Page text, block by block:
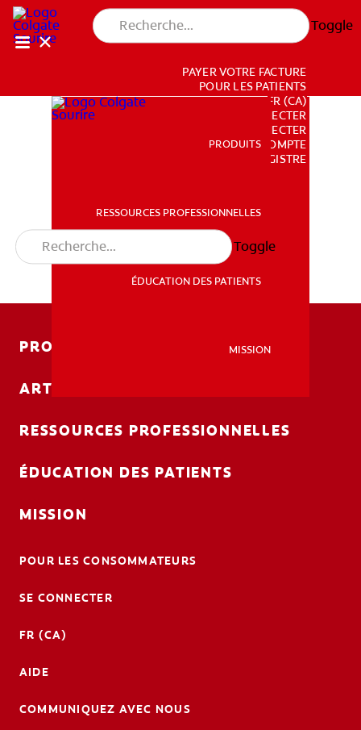
Toggle
PRODUITS
RESSOURCES PROFESSIONNELLES
MISSION
PAYER VOTRE FACTURE
POUR LES PATIENTS
FR (CA)
SE CONNECTER
SE DÉCONNECTER
PARAMÈTRES DU COMPTE
REGISTRE
PRODUITS
RESSOURCES PROFESSIONNELLES
ÉDUCATION DES PATIENTS
MISSION
Toggle
PRODUITS
ARTICLES PROFESSIONNELS
RESSOURCES PROFESSIONNELLES
ÉDUCATION DES PATIENTS
MISSION
POUR LES CONSOMMATEURS
SE CONNECTER
FR (CA)
AIDE
COMMUNIQUEZ AVEC NOUS